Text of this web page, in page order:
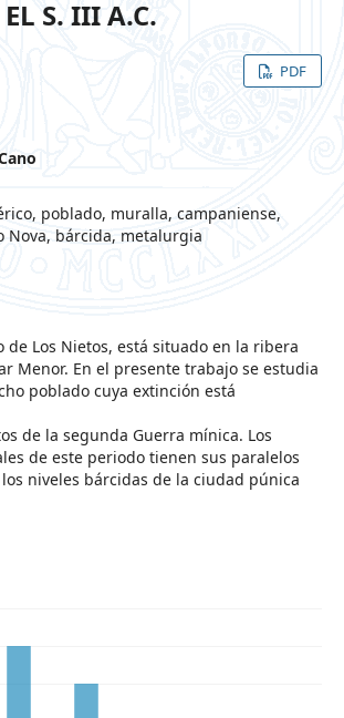
S. III A.C.
PDF
poblado, muralla, campaniense,
Nova, bárcida, metalurgia
de Los Nietos, está situado en la ribera
Menor. En el presente trabajo se estudia
poblado cuya extinción está
de la segunda Guerra mínica. Los
de este periodo tienen sus paralelos
niveles bárcidas de la ciudad púnica